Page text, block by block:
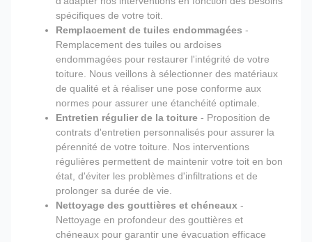
spécifiques de votre toit.
Remplacement de tuiles endommagées -
Remplacement des tuiles ou ardoises
endommagées pour restaurer l'intégrité de votre
toiture. Nous veillons à sélectionner des matériaux
de qualité et à réaliser une pose conforme aux
normes pour assurer une étanchéité optimale.
Entretien régulier de la toiture - Proposition de
contrats d'entretien personnalisés pour assurer la
pérennité de votre toiture. Nos interventions
régulières permettent de maintenir votre toit en bon
état, d'éviter les problèmes d'infiltrations et de
prolonger sa durée de vie.
Nettoyage des gouttières et chéneaux -
Nettoyage en profondeur des gouttières et
chéneaux pour garantir une évacuation efficace